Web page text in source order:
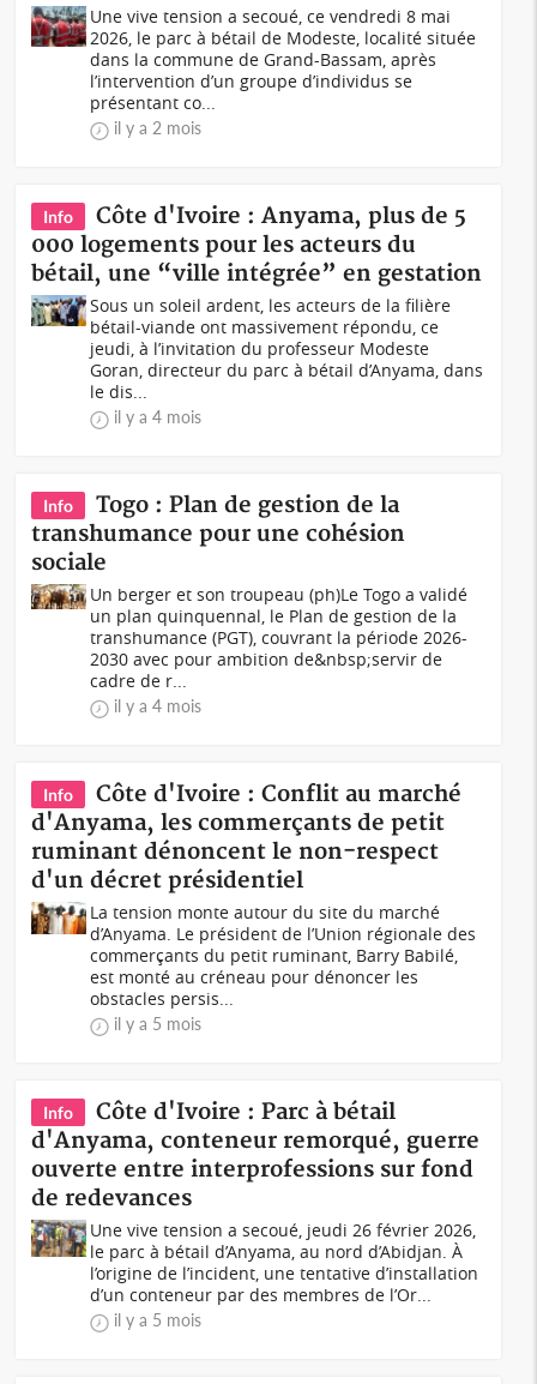
Une vive tension a secoué, ce vendredi 8 mai
2026, le parc à bétail de Modeste, localité située
dans la commune de Grand-Bassam, après
l’intervention d’un groupe d’individus se
présentant co...
il y a 2 mois
Info
Côte d'Ivoire : Anyama, plus de 5
000 logements pour les acteurs du
bétail, une “ville intégrée” en gestation
Sous un soleil ardent, les acteurs de la filière
bétail-viande ont massivement répondu, ce
jeudi, à l’invitation du professeur Modeste
Goran, directeur du parc à bétail d’Anyama, dans
le dis...
il y a 4 mois
Info
Togo : Plan de gestion de la
transhumance pour une cohésion
sociale
Un berger et son troupeau (ph)Le Togo a validé
un plan quinquennal, le Plan de gestion de la
transhumance (PGT), couvrant la période 2026-
2030 avec pour ambition de&nbsp;servir de
cadre de r...
il y a 4 mois
Info
Côte d'Ivoire : Conflit au marché
d'Anyama, les commerçants de petit
ruminant dénoncent le non-respect
d'un décret présidentiel
La tension monte autour du site du marché
d’Anyama. Le président de l’Union régionale des
commerçants du petit ruminant, Barry Babilé,
est monté au créneau pour dénoncer les
obstacles persis...
il y a 5 mois
Info
Côte d'Ivoire : Parc à bétail
d'Anyama, conteneur remorqué, guerre
ouverte entre interprofessions sur fond
de redevances
Une vive tension a secoué, jeudi 26 février 2026,
le parc à bétail d’Anyama, au nord d’Abidjan. À
l’origine de l’incident, une tentative d’installation
d’un conteneur par des membres de l’Or...
il y a 5 mois